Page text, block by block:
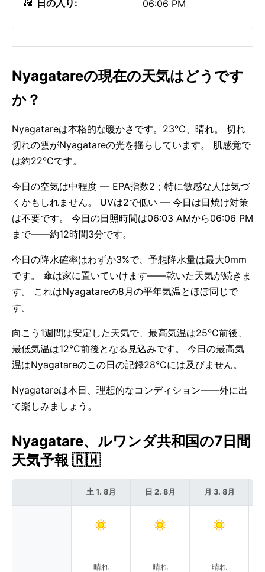
🌇 日の入り: 06:06 PM
Nyagatareの現在の天気はどうです
か？
Nyagatareは本格的な暖かさです。23°C、晴れ。 切れ
切れの雲がNyagatareの光を揺らしています。 肌感覚で
は約22°Cです。
今日の空気は中程度 — EPA指数2；特に敏感な人は気づ
くかもしれません。 UVは2で低い — 今日は日焼け対策
は不要です。 今日の日照時間は06:03 AMから06:06 PM
まで——約12時間3分です。
今日の降水確率はわずか3%で、予想降水量は最大0mm
です。 傘は家に置いていけます——乾いた天気が続きま
す。 これはNyagatareの8月の平年気温とほぼ同じで
す。
向こう1週間は安定した天気で、最高気温は25°C前後、
最低気温は12°C前後となる見込みです。 今日の最高気
温はNyagatareのこの日の記録28°Cには及びません。
Nyagatareは本日、理想的なコンディション——外に出
て楽しみましょう。
Nyagatare、ルワンダ共和国の7日間
天気予報 🇷🇼
土 1. 8月
晴れ
日 2. 8月
晴れ
月 3. 8月
晴れ